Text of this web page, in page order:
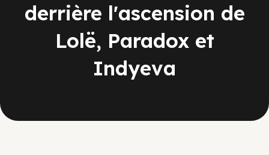
derrière l'ascension de
Lolë, Paradox et
Indyeva